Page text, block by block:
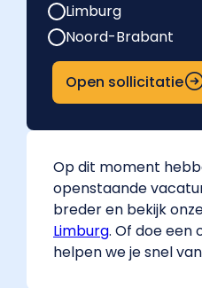
Limburg
Noord-Brabant
Open sollicitatie
Op dit moment
openstaande
breder en bekijk
Limburg. Of doe een
helpen we je snel